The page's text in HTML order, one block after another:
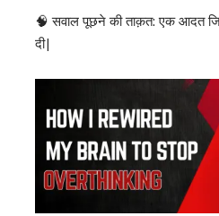
🧠 सवाल पूछने की ताक़त: एक आदत
दी|